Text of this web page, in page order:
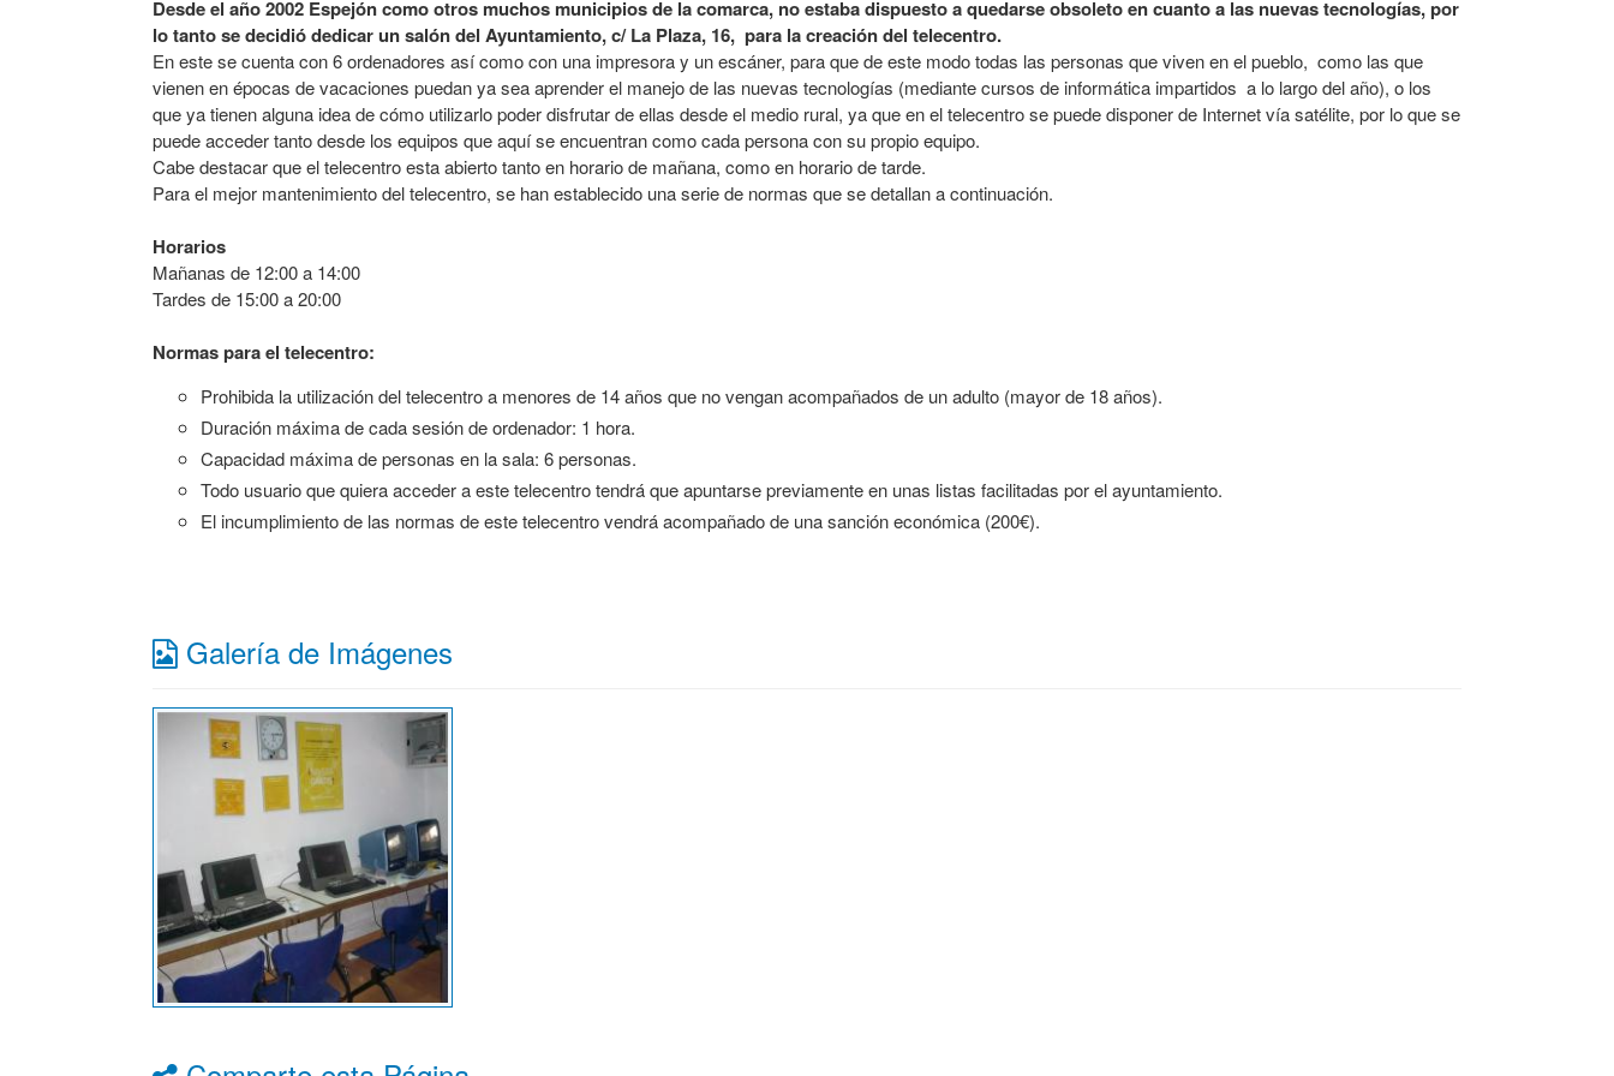
Desde el año 2002 Espejón como otros muchos municipios de la comarca, no estaba dispuesto a quedarse obsoleto en cuanto a las nuevas tecnologías, por
lo tanto se decidió dedicar un salón del Ayuntamiento, c/ La Plaza, 16, para la creación del telecentro.
En este se cuenta con 6 ordenadores así como con una impresora y un escáner, para que de este modo todas las personas que viven en el pueblo, como las que
vienen en épocas de vacaciones puedan ya sea aprender el manejo de las nuevas tecnologías (mediante cursos de informática impartidos a lo largo del año), o los
que ya tienen alguna idea de cómo utilizarlo poder disfrutar de ellas desde el medio rural, ya que en el telecentro se puede disponer de Internet vía satélite, por lo que se
puede acceder tanto desde los equipos que aquí se encuentran como cada persona con su propio equipo.
Cabe destacar que el telecentro esta abierto tanto en horario de mañana, como en horario de tarde.
Para el mejor mantenimiento del telecentro, se han establecido una serie de normas que se detallan a continuación.
Horarios
Mañanas de 12:00 a 14:00
Tardes de 15:00 a 20:00
Normas para el telecentro:
Prohibida la utilización del telecentro a menores de 14 años que no vengan acompañados de un adulto (mayor de 18 años).
Duración máxima de cada sesión de ordenador: 1 hora.
Capacidad máxima de personas en la sala: 6 personas.
Todo usuario que quiera acceder a este telecentro tendrá que apuntarse previamente en unas listas facilitadas por el ayuntamiento.
El incumplimiento de las normas de este telecentro vendrá acompañado de una sanción económica (200€).
Galería de Imágenes